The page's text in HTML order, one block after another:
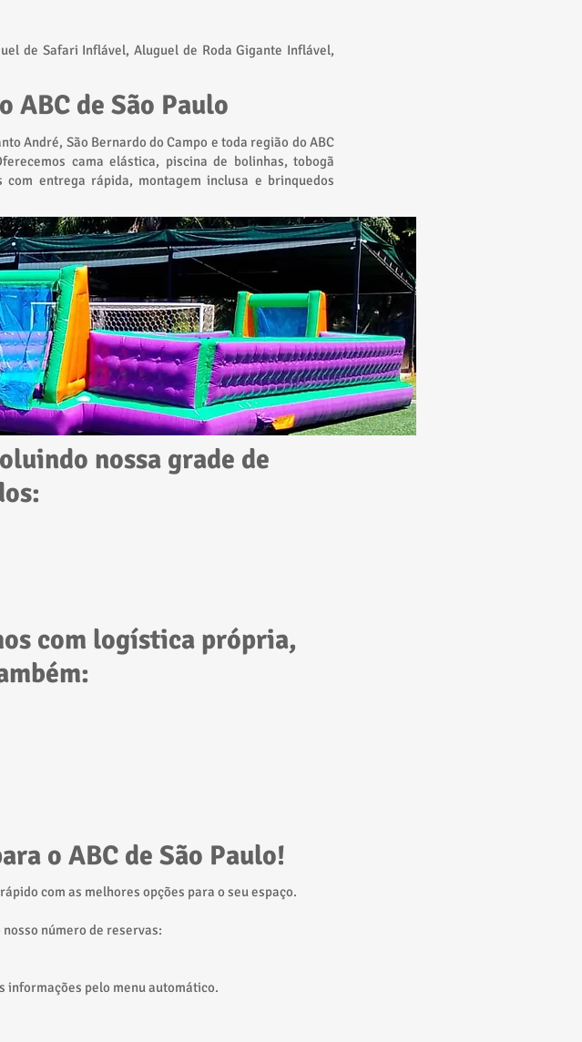
de Safari Inflável, Aluguel de Roda Gigante Inflável,
ABC de São Paulo
André, São Bernardo do Campo e toda região do ABC
cama elástica, piscina de bolinhas, tobogã
entrega rápida, montagem inclusa e brinquedos
nossa grade de
com logística própria,
o ABC de São Paulo!
com as melhores opções para o seu espaço.
número de reservas:
informações pelo menu automático.